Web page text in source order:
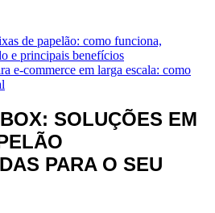
de papelão: como funciona,
e principais benefícios
e-commerce em larga escala: como
SOLUÇÕES EM
PARA O SEU